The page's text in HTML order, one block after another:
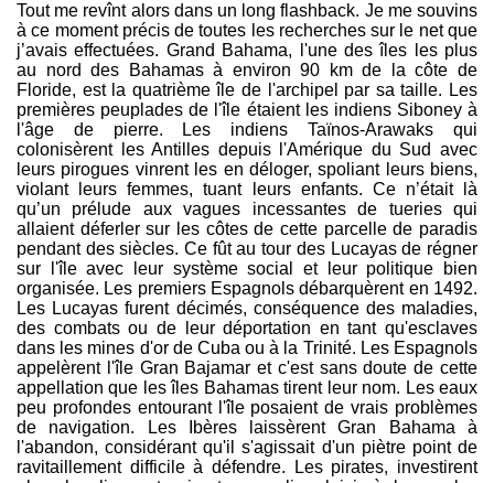
Tout me revînt alors dans un long flashback. Je me souvins
à ce moment précis de toutes les recherches sur le net que
j’avais effectuées. Grand Bahama, l'une des îles les plus
au nord des Bahamas à environ 90 km de la côte de
Floride, est la quatrième île de l'archipel par sa taille. Les
premières peuplades de l'île étaient les indiens Siboney à
l'âge de pierre. Les indiens Taïnos-Arawaks qui
colonisèrent les Antilles depuis l'Amérique du Sud avec
leurs pirogues vinrent les en déloger, spoliant leurs biens,
violant leurs femmes, tuant leurs enfants. Ce n’était là
qu’un prélude aux vagues incessantes de tueries qui
allaient déferler sur les côtes de cette parcelle de paradis
pendant des siècles. Ce fût au tour des Lucayas de régner
sur l'île avec leur système social et leur politique bien
organisée. Les premiers Espagnols débarquèrent en 1492.
Les Lucayas furent décimés, conséquence des maladies,
des combats ou de leur déportation en tant qu'esclaves
dans les mines d'or de Cuba ou à la Trinité. Les Espagnols
appelèrent l'île Gran Bajamar et c'est sans doute de cette
appellation que les îles Bahamas tirent leur nom. Les eaux
peu profondes entourant l'île posaient de vrais problèmes
de navigation. Les Ibères laissèrent Gran Bahama à
l'abandon, considérant qu'il s'agissait d'un piètre point de
ravitaillement difficile à défendre. Les pirates, investirent